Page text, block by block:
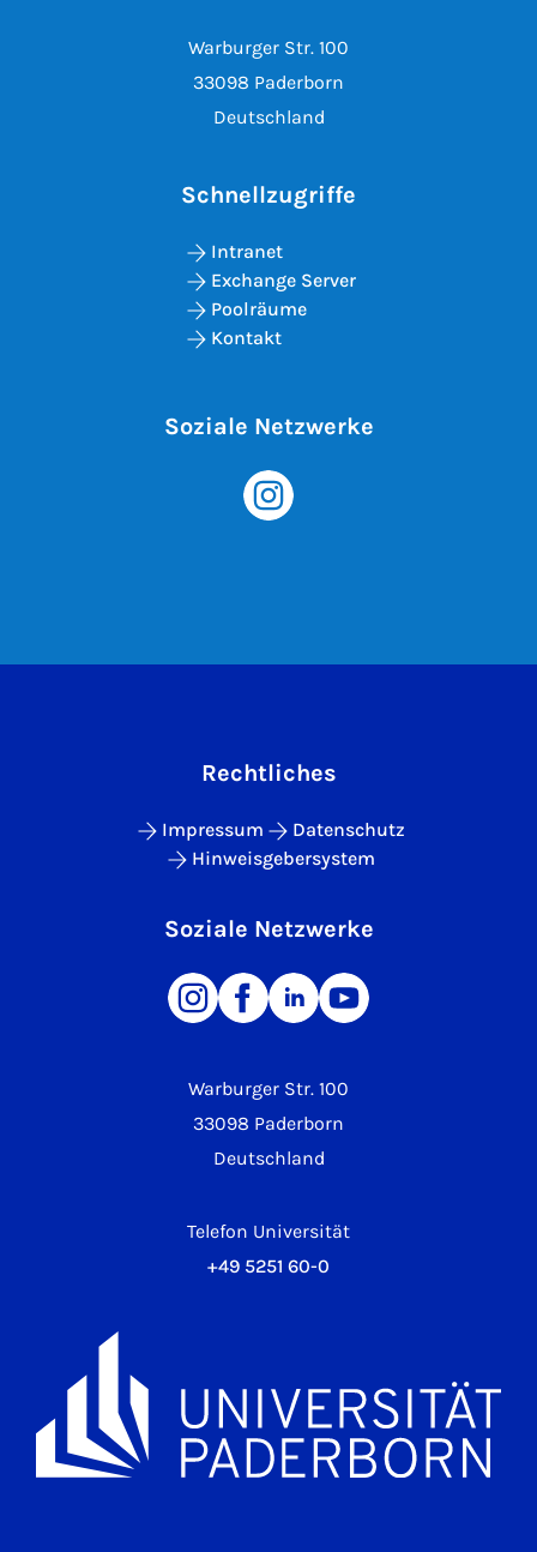
Warburger Str. 100
33098 Paderborn
Deutschland
Schnellzugriffe
Intranet
Exchange Server
Poolräume
Kontakt
Soziale Netzwerke
Warburger Str. 100
33098 Paderborn
Deutschland
Telefon Universität
+49 5251 60-0
Rechtliches
Impressum
Datenschutz
Hinweisgebersystem
Soziale Netzwerke